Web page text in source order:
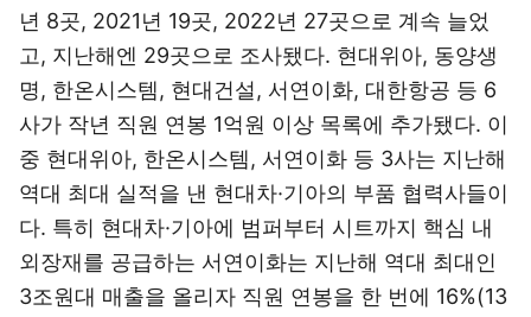
년 8곳, 2021년 19곳, 2022년 27곳으로 계속 늘었
고, 지난해엔 29곳으로 조사됐다. 현대위아, 동양생
명, 한온시스템, 현대건설, 서연이화, 대한항공 등 6
사가 작년 직원 연봉 1억원 이상 목록에 추가됐다. 이
중 현대위아, 한온시스템, 서연이화 등 3사는 지난해
역대 최대 실적을 낸 현대차·기아의 부품 협력사들이
다. 특히 현대차·기아에 범퍼부터 시트까지 핵심 내
외장재를 공급하는 서연이화는 지난해 역대 최대인
3조원대 매출을 올리자 직원 연봉을 한 번에 16%(13